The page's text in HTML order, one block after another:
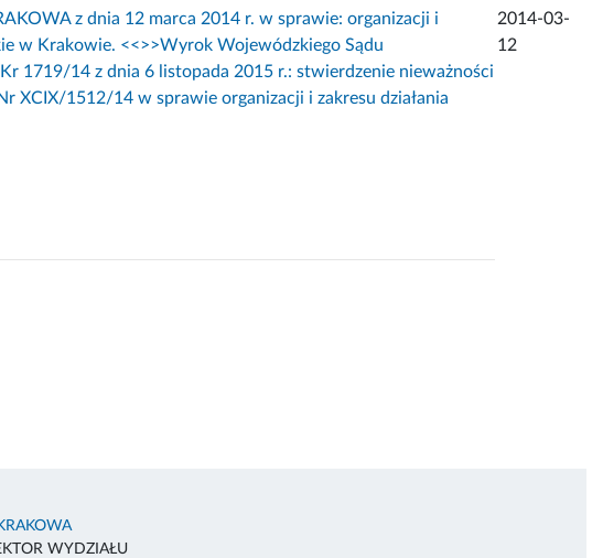
z dnia 12 marca 2014 r. w sprawie: organizacji i
w Krakowie. <<>>Wyrok Wojewódzkiego Sądu
1719/14 z dnia 6 listopada 2015 r.: stwierdzenie nieważności
XCIX/1512/14 w sprawie organizacji i zakresu działania
2014-03-
12
WYDZIAŁU